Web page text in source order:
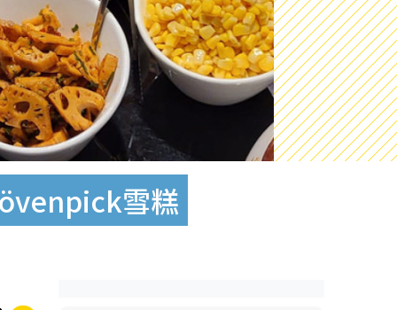
雪糕